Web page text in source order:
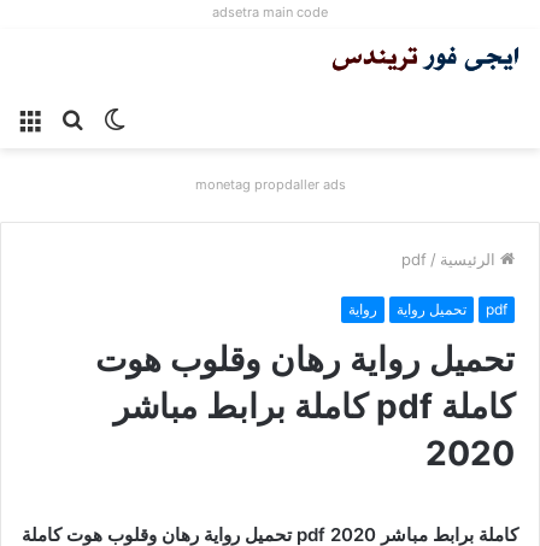
adsetra main code
بحث الوضع
monetag propdaller ads
الرئيسية /
pdf
pdf تحميل رواية رواية
تحميل رواية رهان وقلوب هوت
كاملة pdf كاملة برابط مباشر
2020
تحميل رواية رهان وقلوب هوت كاملة pdf كاملة برابط مباشر 2020